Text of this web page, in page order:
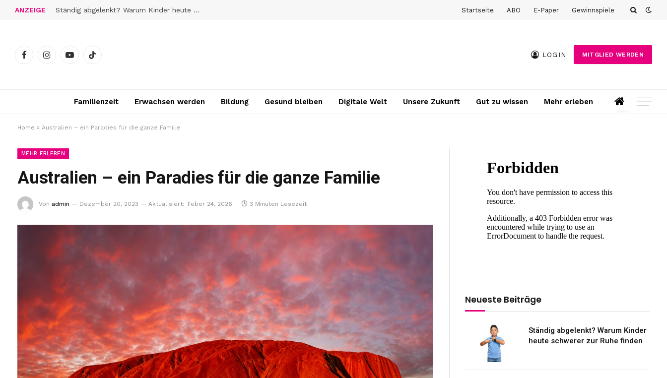
ANZEIGE Ständig abgelenkt? Warum Kinder heute schwerer zur Ruhe finden Startseite ABO E-Paper Gewinnspiele
FacebookInstagramYouTubeTikTok
LOGIN MITGLIED WERDEN
Familienzeit Erwachsen werden Bildung Gesund bleiben Digitale Welt Unsere Zukunft Gut zu wissen Mehr erleben
Home » Australien – ein Paradies für die ganze Familie
MEHR ERLEBEN
Australien – ein Paradies für die ganze Familie
Von admin Dezember 20, 2023 Aktualisiert: Feber 24, 2026 3 Minuten Lesezeit
Neueste Beiträge
Ständig abgelenkt? Warum Kinder
heute schwerer zur Ruhe finden